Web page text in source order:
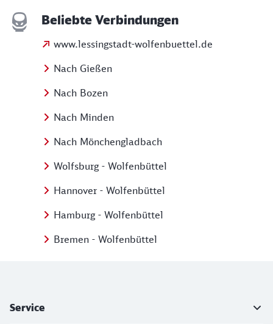
Beliebte Verbindungen
www.lessingstadt-wolfenbuettel.de
Nach Gießen
Nach Bozen
Nach Minden
Nach Mönchengladbach
Wolfsburg - Wolfenbüttel
Hannover - Wolfenbüttel
Hamburg - Wolfenbüttel
Bremen - Wolfenbüttel
Service